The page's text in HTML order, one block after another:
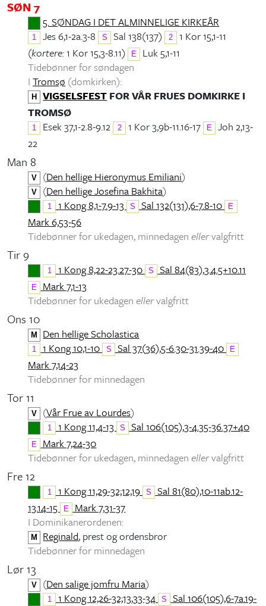
SØN 7
5. SØNDAG I DET ALMINNELIGE KIRKEÅR
1 Jes 6,1-2a.3-8 S Sal 138(137) 2
1 Kor 15,1-11
(kortere:1 Kor 15,3-8.11) E
Luk 5,1-11
Tidebønner for søndagen
I Tromsø (domkirken):
H VIGSELSFEST FOR VÅR FRUES DOMKIRKE I
TROMSØ
1 Esek 37,1-2.8-9.12 2 1 Kor 3,9b-11.16-17 E
Joh 2,13-
22
Man 8
V (Den hellige Hieronymus Emiliani)
V (Den hellige Josefina Bakhita)
1 1 Kong 8,1-7.9-13 S Sal 132(131),6-7.8-10 E
Mark 6,53-56
Tidebønner for ukedagen, minnedagen ellervalgfritt
Tir 9
1 1 Kong 8,22-23.27-30 S Sal 84(83),3.4.5+10.11
E
Mark 7,1-13
Tidebønner for ukedagen ellervalgfritt
Ons 10
M Den hellige Scholastica
1 1 Kong 10,1-10 S Sal 37(36),5-6.30-31.39-40 E
Mark 7,14-23
Tidebønner for minnedagen
Tor 11
V (Vår Frue av Lourdes)
1 1 Kong 11,4-13 S Sal 106(105),3-4.35-36.37+40
E
Mark 7,24-30
Tidebønner for ukedagen, minnedagen ellervalgfritt
Fre 12
1 1 Kong 11,29-32;12,19 S
Sal 81(80),10-11ab.12-
13.14-15
E
Mark 7,31-37
I Dominikanerordenen:
M Reginald, prest og ordensbror
Tidebønner for minnedagen
Lør 13
V (Den salige jomfru Maria)
1 1 Kong 12,26-32;13,33-34 S
Sal 106(105),6-7a.19-